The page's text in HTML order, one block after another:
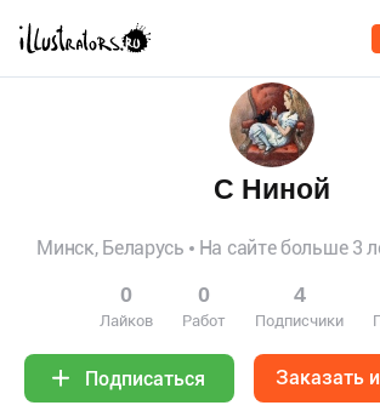
С Ниной
Минск, Беларусь На сайте больше 3
0
Лайков
0
Работ
4
Подписчики
Подписаться Заказать